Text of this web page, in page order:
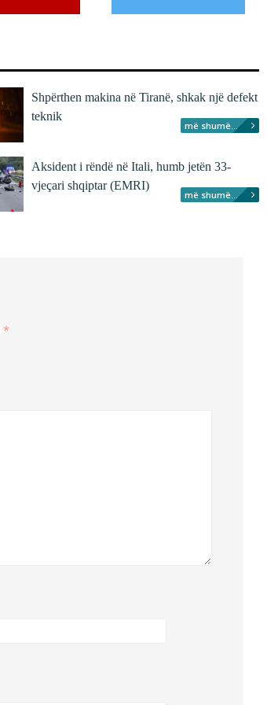
Shpërthen makina në Tiranë, shkak një defekt
teknik
më shumë...
Aksident i rëndë në Itali, humb jetën 33-
vjeçari shqiptar (EMRI)
më shumë...
*